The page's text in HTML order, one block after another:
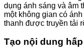
dụng ánh sáng và âm
một không gian có
thanh được truyền tải
Tạo nội dung